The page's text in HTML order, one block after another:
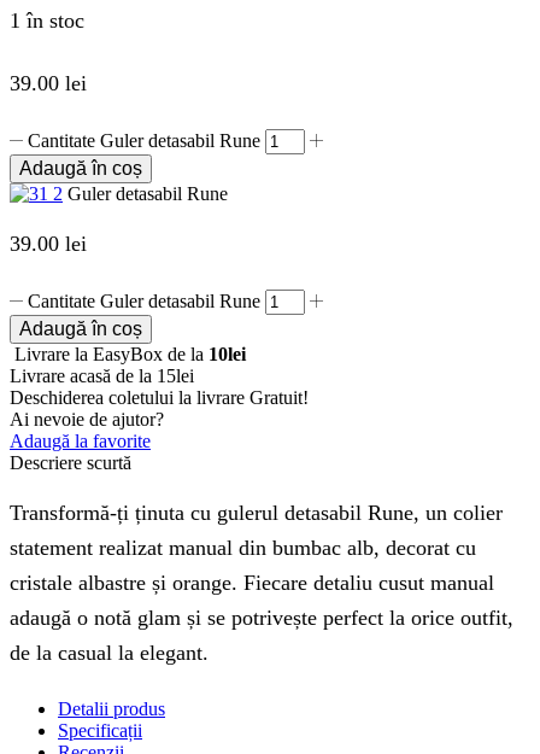
1 în stoc
39.00 lei
Cantitate Guler detasabil Rune
Adaugă în coș
Guler detasabil Rune
39.00 lei
Cantitate Guler detasabil Rune
Adaugă în coș
Livrare la EasyBox de la 10lei
Livrare acasă de la 15lei
Deschiderea coletului la livrare Gratuit!
Ai nevoie de ajutor?
Adaugă la favorite
Descriere scurtă
Transformă-ți ținuta cu gulerul detasabil Rune, un colier
statement realizat manual din bumbac alb, decorat cu
cristale albastre și orange. Fiecare detaliu cusut manual
adaugă o notă glam și se potrivește perfect la orice outfit,
de la casual la elegant.
Detalii produs
Specificații